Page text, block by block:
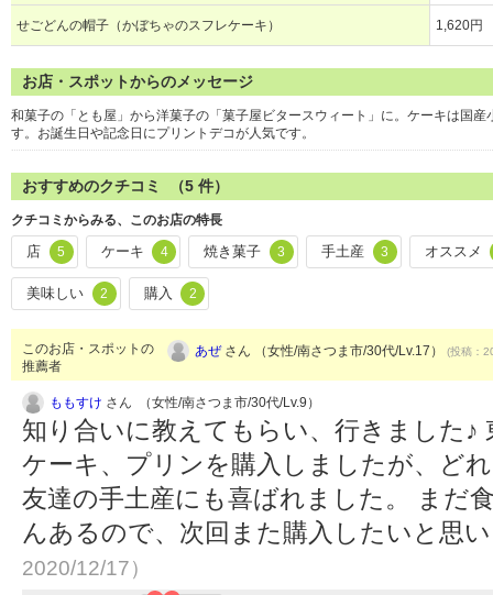
せごどんの帽子（かぼちゃのスフレケーキ） 1,620円
お店・スポットからのメッセージ
和菓子の「とも屋」から洋菓子の「菓子屋ビタースウィート」に。ケーキは国
す。お誕生日や記念日にプリントデコが人気です。
おすすめのクチコミ （5 件）
クチコミからみる、このお店の特長
店 5 ケーキ 4 焼き菓子 3 手土産 3 オススメ
美味しい 2 購入 2
このお店・スポットの
推薦者
あぜさん （女性/南さつま市/30代/Lv.17） (投稿：
ももすけ さん （女性/南さつま市/30代/Lv.9）
知り合いに教えてもらい、行きました♪
ケーキ、プリンを購入しましたが、ど
友達の手土産にも喜ばれました。 まだ
んあるので、次回また購入したいと思
2020/12/17）